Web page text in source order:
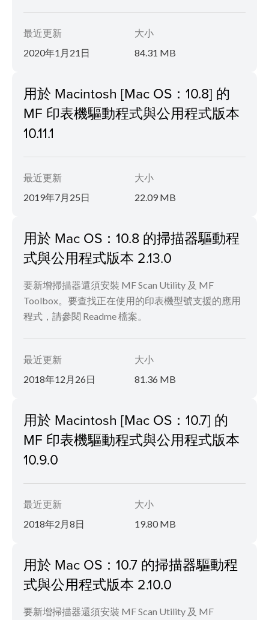
最近更新
2020年1月21日
大小
84.31 MB
用於 Macintosh [Mac OS：10.8] 的
MF 印表機驅動程式與公用程式版本
10.11.1
最近更新
2019年7月25日
大小
22.09 MB
用於 Mac OS：10.8 的掃描器驅動程
式與公用程式版本 2.13.0
要新增掃描器還須安裝 MF Scan Utility 及 MF
Toolbox。要查找正在使用的印表機型號支援的應用
程式，請參閱 Readme 檔案。
最近更新
2018年12月26日
大小
81.36 MB
用於 Macintosh [Mac OS：10.7] 的
MF 印表機驅動程式與公用程式版本
10.9.0
最近更新
2018年2月8日
大小
19.80 MB
用於 Mac OS：10.7 的掃描器驅動程
式與公用程式版本 2.10.0
要新增掃描器還須安裝 MF Scan Utility 及 MF